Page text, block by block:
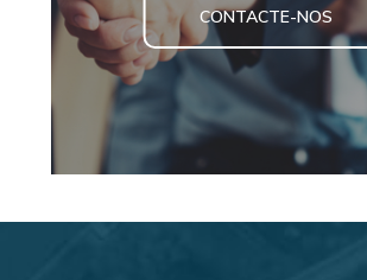
CONTACTE-NOS